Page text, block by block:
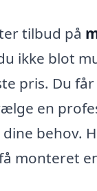
tilbud på
ikke blot
pris. Du får
en
behov.
monteret